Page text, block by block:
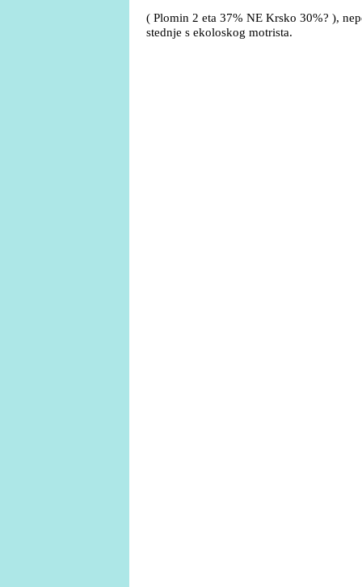
( Plomin 2 eta 37% NE Krsko 30%? ),
stednje s ekoloskog motrista.